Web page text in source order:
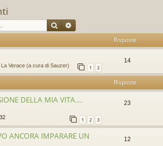
CercaRicerca avanzata
Risposte
La Verace (a cura di Sauzer) 1 2
14
Risposte
DELLA MIA VITA....
1 2 3
23
ANCORA IMPARARE UN
12